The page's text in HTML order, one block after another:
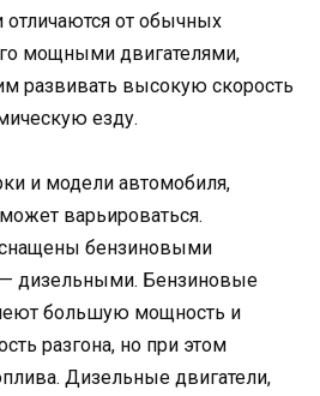
отличаются от обычных
мощными двигателями,
развивать высокую скорость
езду.
и модели автомобиля,
варьироваться.
бензиновыми
— дизельными. Бензиновые
большую мощность и
разгона, но при этом
Дизельные двигатели,